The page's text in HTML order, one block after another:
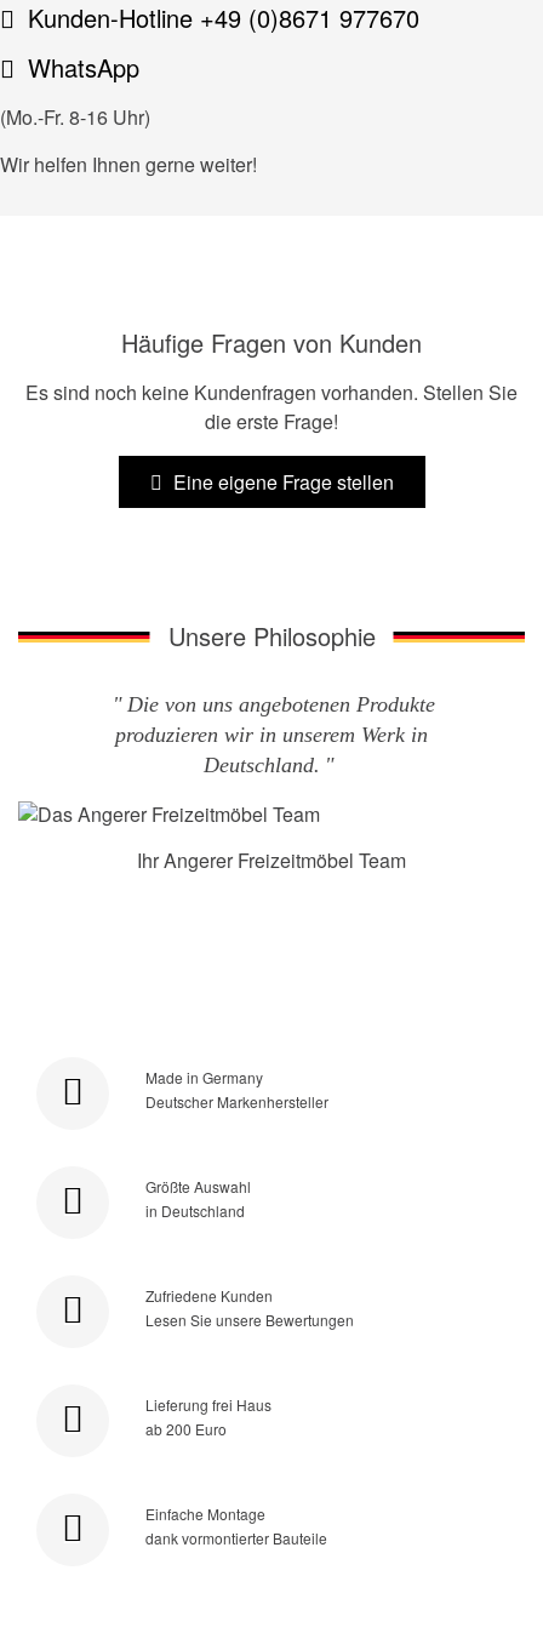
Kunden-Hotline +49 (0)8671 977670
WhatsApp
(Mo.-Fr. 8-16 Uhr)
Wir helfen Ihnen gerne weiter!
Häufige Fragen von Kunden
Es sind noch keine Kundenfragen vorhanden. Stellen Sie
die erste Frage!
Eine eigene Frage stellen
Unsere Philosophie
Die von uns angebotenen Produkte
produzieren wir in unserem Werk in
Deutschland.
Ihr Angerer Freizeitmöbel Team
Made in Germany
Deutscher Markenhersteller
Größte Auswahl
in Deutschland
Zufriedene Kunden
Lesen Sie unsere Bewertungen
Lieferung frei Haus
ab 200 Euro
Einfache Montage
dank vormontierter Bauteile